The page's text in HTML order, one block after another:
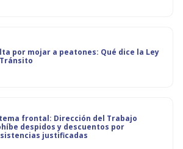
por mojar a peatones: Qué dice la Ley
frontal: Dirección del Trabajo
despidos y descuentos por
justificadas